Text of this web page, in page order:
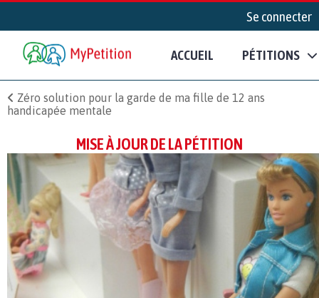
Se connecter
ACCUEIL PÉTITIONS
Zéro solution pour la garde de ma fille de 12 ans
handicapée mentale
MISE À JOUR DE LA PÉTITION